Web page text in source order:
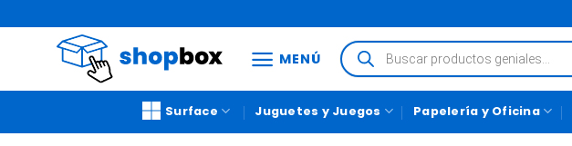
MENÚ
Surface Juguetes y Juegos Papelería y Oficina